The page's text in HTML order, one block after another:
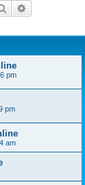
Cerca
pm
pm
am